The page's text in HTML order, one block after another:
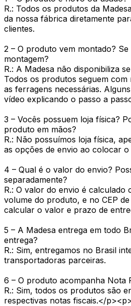
R.: Todos os produtos da
da nossa fábrica diretamente
clientes.
2 – O produto vem montado?
montagem?
R.: A Madesa não disponibiliza
Todos os produtos seguem com
as ferragens necessárias.
vídeo explicando o passo a
3 – Vocês possuem loja física?
produto em mãos?
R.: Não possuímos loja física,
as opções de envio ao colocar o
4 – Qual é o valor do envio?
separadamente?
R.: O valor do envio é calculado
volume do produto, e no CEP
calcular o valor e prazo de
5 – A Madesa entrega em todo
entrega?
R.: Sim, entregamos no Brasil
transportadoras parceiras.
6 – O produto acompanha Nota
R.: Sim, todos os produtos são
respectivas notas fiscais.</